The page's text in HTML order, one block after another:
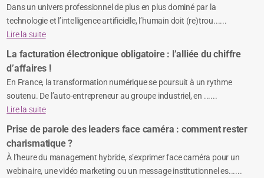
Dans un univers professionnel de plus en plus dominé par la
technologie et l’intelligence artificielle, l’humain doit (re)trou......
Lire la suite
La facturation électronique obligatoire : l’alliée du chiffre
d’affaires !
En France, la transformation numérique se poursuit à un rythme
soutenu. De l’auto-entrepreneur au groupe industriel, en ......
Lire la suite
Prise de parole des leaders face caméra : comment rester
charismatique ?
À l’heure du management hybride, s’exprimer face caméra pour un
webinaire, une vidéo marketing ou un message institutionnel es......